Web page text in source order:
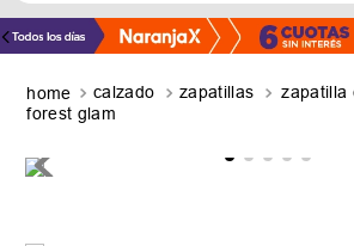
calzado zapatillas
zapatilla
forest glam
TÉRMINOS MÁS BUSCADOS
2.
zapatillas